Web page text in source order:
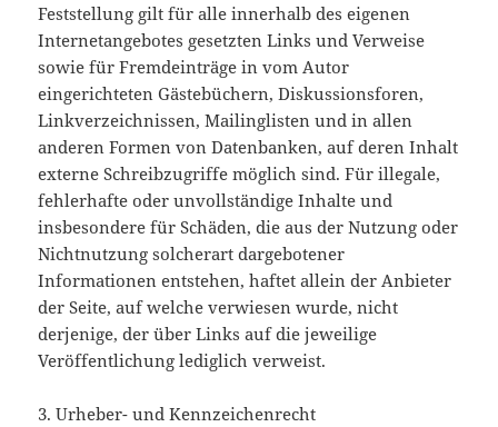
Feststellung gilt für alle innerhalb des eigenen
Internetangebotes gesetzten Links und Verweise
sowie für Fremdeinträge in vom Autor
eingerichteten Gästebüchern, Diskussionsforen,
Linkverzeichnissen, Mailinglisten und in allen
anderen Formen von Datenbanken, auf deren Inhalt
externe Schreibzugriffe möglich sind. Für illegale,
fehlerhafte oder unvollständige Inhalte und
insbesondere für Schäden, die aus der Nutzung oder
Nichtnutzung solcherart dargebotener
Informationen entstehen, haftet allein der Anbieter
der Seite, auf welche verwiesen wurde, nicht
derjenige, der über Links auf die jeweilige
Veröffentlichung lediglich verweist.
3. Urheber- und Kennzeichenrecht